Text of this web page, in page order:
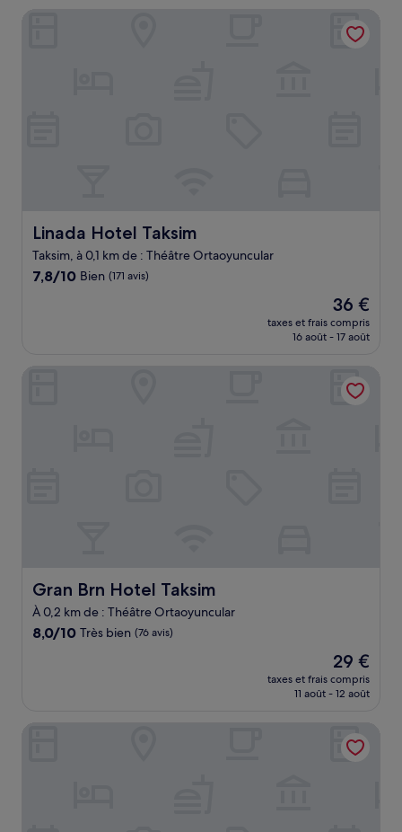
de
28 €
Linada Hotel Taksim
Linada Hotel Taksim
Taksim, à 0,1 km de : Théâtre Ortaoyuncular
7.8
7,8/10 Bien (171 avis)
Le
nouveau
prix
de
36 €
36 €
taxes et frais compris
16 août - 17 août
Gran Brn Hotel Taksim
Gran Brn Hotel Taksim
À 0,2 km de : Théâtre Ortaoyuncular
8.0
8,0/10 Très bien (76 avis)
Le
nouveau
prix
de
29 €
29 €
taxes et frais compris
11 août - 12 août